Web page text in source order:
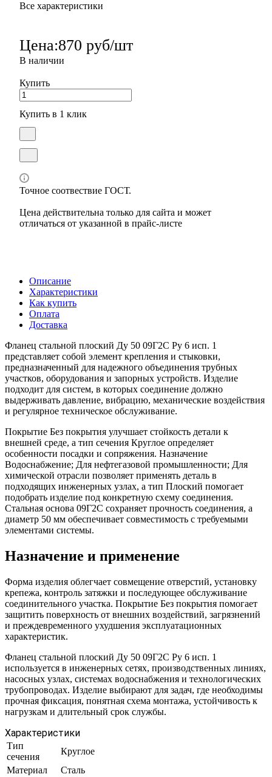
Все характеристики
Цена:870 руб/шт
В наличии
Купить
Купить в 1 клик
Точное соотвествие ГОСТ.
Цена действительна только для сайта и может
отличаться от указанной в прайс-листе
Описание
Характеристики
Как купить
Оплата
Доставка
Фланец стальной плоский Ду 50 09Г2С Ру 6 исп. 1
представляет собой элемент крепления и стыковки,
предназначенный для надежного объединения трубных
участков, оборудования и запорных устройств. Изделие
подходит для систем, в которых соединение должно
выдерживать давление, вибрацию, механические воздействия
и регулярное техническое обслуживание.
Покрытие Без покрытия улучшает стойкость детали к
внешней среде, а тип сечения Круглое определяет
особенности посадки и сопряжения. Назначение
Водоснабжение; Для нефтегазовой промышленности; Для
химической отрасли позволяет применять деталь в
подходящих инженерных узлах, а тип Плоский помогает
подобрать изделие под конкретную схему соединения.
Стальная основа 09Г2С сохраняет прочность соединения, а
диаметр 50 мм обеспечивает совместимость с требуемыми
элементами системы.
Назначение и применение
Форма изделия облегчает совмещение отверстий, установку
крепежа, контроль затяжки и последующее обслуживание
соединительного участка. Покрытие Без покрытия помогает
защитить поверхность от внешних воздействий, загрязнений
и преждевременного ухудшения эксплуатационных
характеристик.
Фланец стальной плоский Ду 50 09Г2С Ру 6 исп. 1
используется в инженерных сетях, производственных линиях,
насосных узлах, системах водоснабжения и технологических
трубопроводах. Изделие выбирают для задач, где необходимы
прочная фиксация, понятная схема монтажа, устойчивость к
нагрузкам и длительный срок службы.
Характеристики
Тип
сечения
Круглое
Материал
Сталь